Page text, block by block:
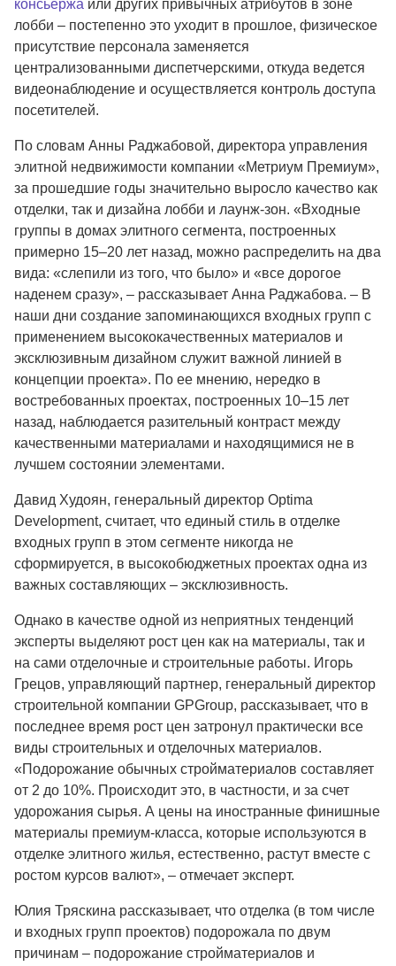
консьержа или других привычных атрибутов в зоне
лобби – постепенно это уходит в прошлое, физическое
присутствие персонала заменяется
централизованными диспетчерскими, откуда ведется
видеонаблюдение и осуществляется контроль доступа
посетителей.
По словам Анны Раджабовой, директора управления
элитной недвижимости компании «Метриум Премиум»,
за прошедшие годы значительно выросло качество как
отделки, так и дизайна лобби и лаунж-зон. «Входные
группы в домах элитного сегмента, построенных
примерно 15–20 лет назад, можно распределить на два
вида: «слепили из того, что было» и «все дорогое
наденем сразу», – рассказывает Анна Раджабова. – В
наши дни создание запоминающихся входных групп с
применением высококачественных материалов и
эксклюзивным дизайном служит важной линией в
концепции проекта». По ее мнению, нередко в
востребованных проектах, построенных 10–15 лет
назад, наблюдается разительный контраст между
качественными материалами и находящимися не в
лучшем состоянии элементами.
Давид Худоян, генеральный директор Optima
Development, считает, что единый стиль в отделке
входных групп в этом сегменте никогда не
сформируется, в высокобюджетных проектах одна из
важных составляющих – эксклюзивность.
Однако в качестве одной из неприятных тенденций
эксперты выделяют рост цен как на материалы, так и
на сами отделочные и строительные работы. Игорь
Грецов, управляющий партнер, генеральный директор
строительной компании GPGroup, рассказывает, что в
последнее время рост цен затронул практически все
виды строительных и отделочных материалов.
«Подорожание обычных стройматериалов составляет
от 2 до 10%. Происходит это, в частности, и за счет
удорожания сырья. А цены на иностранные финишные
материалы премиум-класса, которые используются в
отделке элитного жилья, естественно, растут вместе с
ростом курсов валют», – отмечает эксперт.
Юлия Тряскина рассказывает, что отделка (в том числе
и входных групп проектов) подорожала по двум
причинам – подорожание стройматериалов и